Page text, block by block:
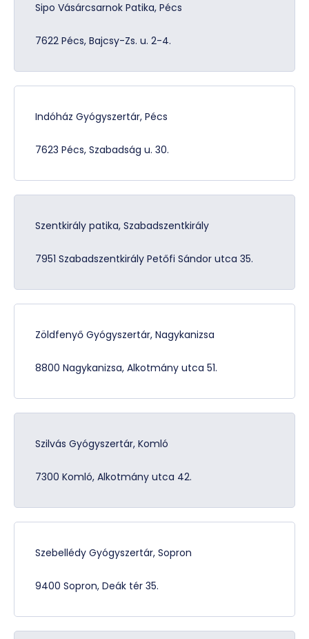
Sipo Vásárcsarnok Patika, Pécs
7622 Pécs, Bajcsy-Zs. u. 2-4.
Indóház Gyógyszertár, Pécs
7623 Pécs, Szabadság u. 30.
Szentkirály patika, Szabadszentkirály
7951 Szabadszentkirály Petőfi Sándor utca 35.
Zöldfenyő Gyógyszertár, Nagykanizsa
8800 Nagykanizsa, Alkotmány utca 51.
Szilvás Gyógyszertár, Komló
7300 Komló, Alkotmány utca 42.
Szebellédy Gyógyszertár, Sopron
9400 Sopron, Deák tér 35.